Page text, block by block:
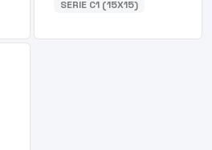
SERIE C1 (15X15)